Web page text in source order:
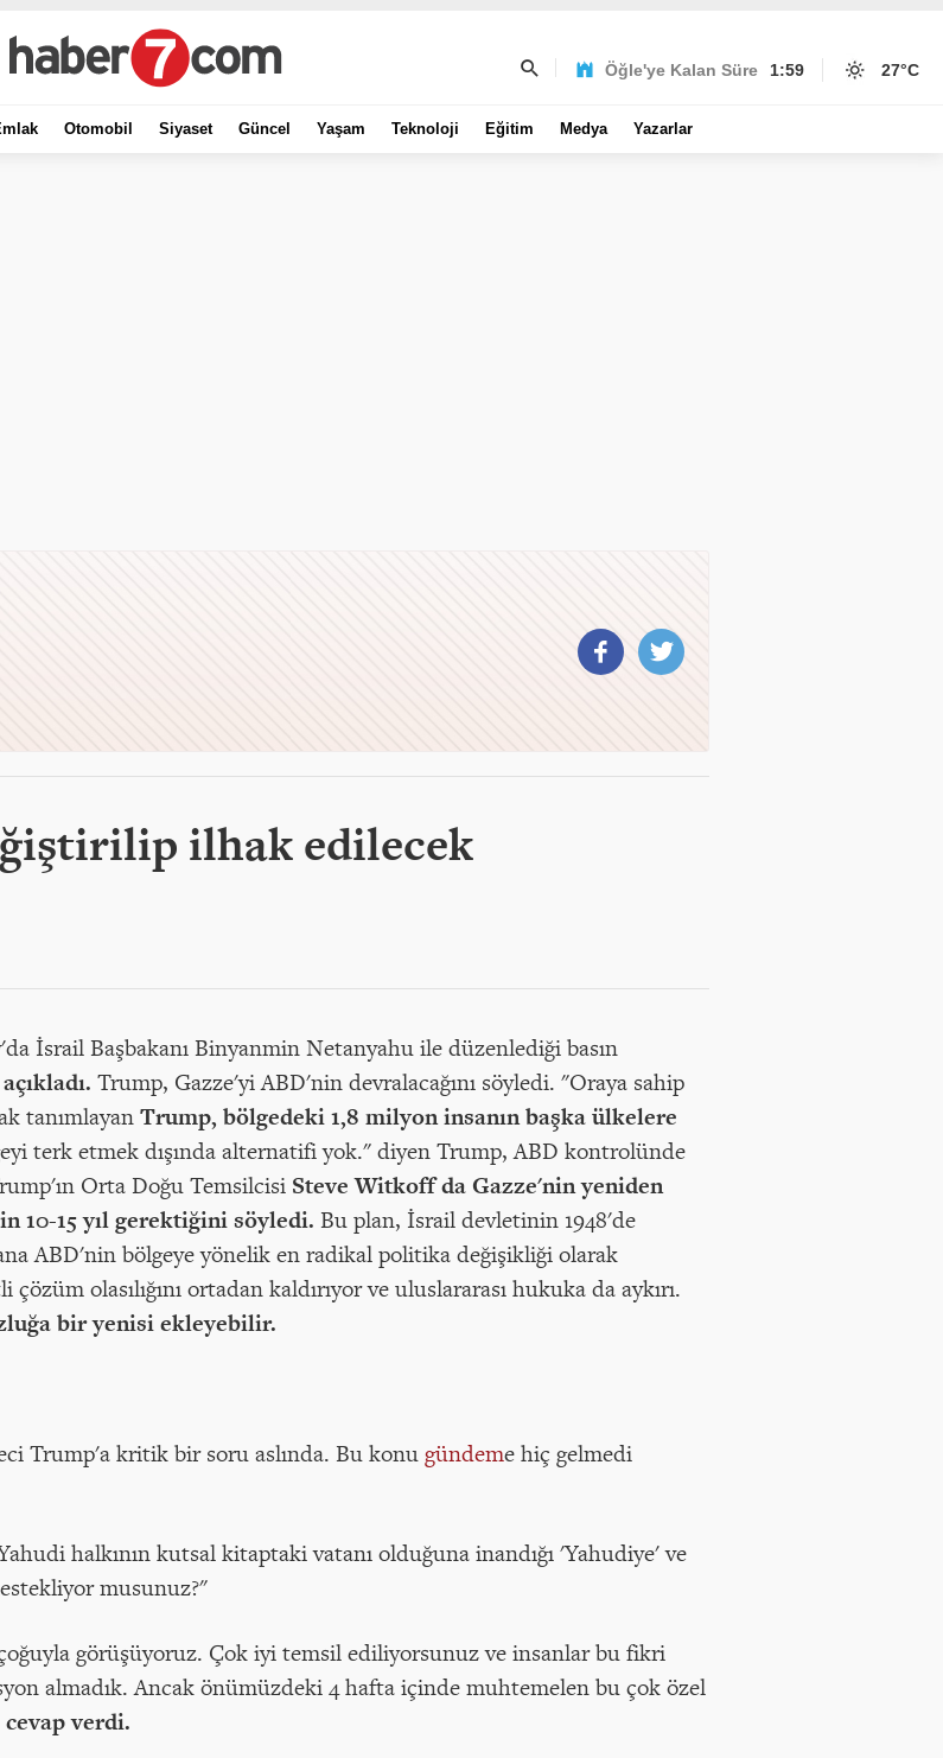
Öğle'ye Kalan Süre 1:59 27°C
Otomobil Siyaset Güncel Yaşam Teknoloji Eğitim Medya Yazarlar
ilhak edilecek
İsrail Başbakanı Binyanmin Netanyahu ile düzenlediği basın
Trump, Gazze'yi ABD'nin devralacağını söyledi. "Oraya sahip
tanımlayanTrump, bölgedeki 1,8 milyon insanın başka ülkelere
terk etmek dışında alternatifi yok." diyen Trump, ABD kontrolünde
Orta Doğu Temsilcisi Steve Witkoff da Gazze'nin yeniden
10-15 yıl gerektiğini söyledi. Bu plan, İsrail devletinin 1948'de
ABD'nin bölgeye yönelik en radikal politika değişikliği olarak
olasılığını ortadan kaldırıyor ve uluslararası hukuka da aykırı.
bir yenisi ekleyebilir.
Trump'a kritik bir soru aslında. Bu konugündeme hiç gelmedi
halkının kutsal kitaptaki vatanı olduğuna inandığı 'Yahudiye' ve
musunuz?"
görüşüyoruz. Çok iyi temsil ediliyorsunuz ve insanlar bu fikri
almadık. Ancak önümüzdeki 4 hafta içinde muhtemelen bu çok özel
verdi.